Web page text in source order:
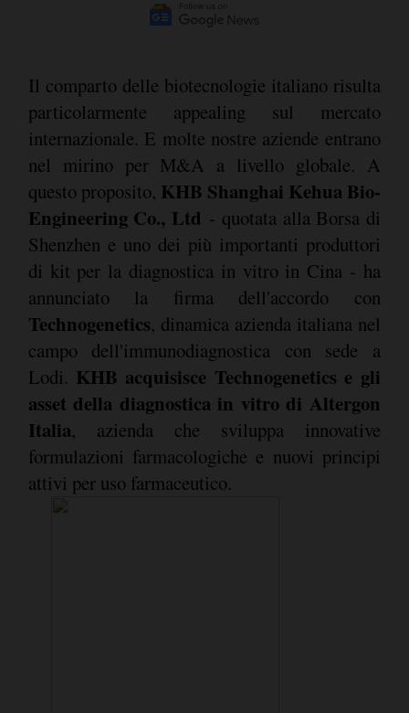
Il comparto delle biotecnologie italiano risulta
particolarmente appealing sul mercato
internazionale. E molte nostre aziende entrano
nel mirino per M&A a livello globale. A
questo proposito, KHB Shanghai Kehua Bio-
Engineering Co., Ltd - quotata alla Borsa di
Shenzhen e uno dei più importanti produttori
di kit per la diagnostica in vitro in Cina - ha
annunciato la firma dell'accordo con
Technogenetics, dinamica azienda italiana nel
campo dell'immunodiagnostica con sede a
Lodi. KHB acquisisce Technogenetics e gli
asset della diagnostica in vitro di Altergon
Italia, azienda che sviluppa innovative
formulazioni farmacologiche e nuovi principi
attivi per uso farmaceutico.